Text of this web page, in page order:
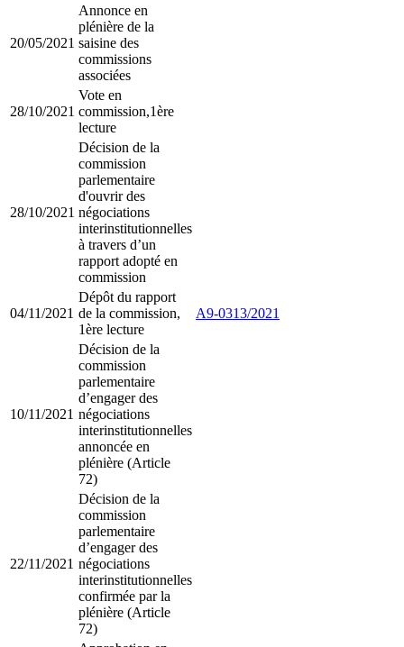
20/05/2021
Annonce en
plénière de la
saisine des
commissions
associées
28/10/2021
Vote en
commission,1ère
lecture
28/10/2021
Décision de la
commission
parlementaire
d'ouvrir des
négociations
interinstitutionnelles
à travers d’un
rapport adopté en
commission
04/11/2021
Dépôt du rapport
de la commission,
1ère lecture
A9-0313/2021
10/11/2021
Décision de la
commission
parlementaire
d’engager des
négociations
interinstitutionnelles
annoncée en
plénière (Article
72)
22/11/2021
Décision de la
commission
parlementaire
d’engager des
négociations
interinstitutionnelles
confirmée par la
plénière (Article
72)